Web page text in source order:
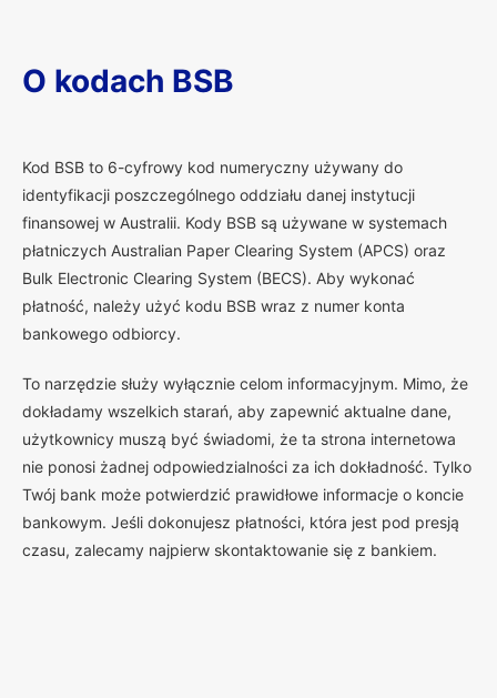
O kodach BSB
Kod BSB to 6-cyfrowy kod numeryczny używany do
identyfikacji poszczególnego oddziału danej instytucji
finansowej w Australii. Kody BSB są używane w systemach
płatniczych Australian Paper Clearing System (APCS) oraz
Bulk Electronic Clearing System (BECS). Aby wykonać
płatność, należy użyć kodu BSB wraz z numer konta
bankowego odbiorcy.
To narzędzie służy wyłącznie celom informacyjnym. Mimo, że
dokładamy wszelkich starań, aby zapewnić aktualne dane,
użytkownicy muszą być świadomi, że ta strona internetowa
nie ponosi żadnej odpowiedzialności za ich dokładność. Tylko
Twój bank może potwierdzić prawidłowe informacje o koncie
bankowym. Jeśli dokonujesz płatności, która jest pod presją
czasu, zalecamy najpierw skontaktowanie się z bankiem.